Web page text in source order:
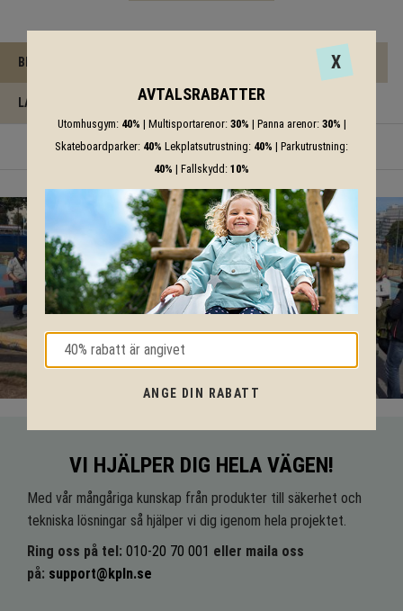
BESKRIVNING CERTIFIERING
LADDA NER
VI HJÄLPER DIG HELA VÄGEN!
Med vår mångåriga kunskap från produkter till säkerhet och
tekniska lösningar så hjälper vi dig igenom hela projektet.
Ring oss på tel: 010-20 70 001 eller maila oss
på: support@kpln.se
X
AVTALSRABATTER
Utomhusgym: 40% | Multisportarenor: 30% | Panna arenor: 30% |
Skateboardparker: 40% Lekplatsutrustning: 40% | Parkutrustning:
40% | Fallskydd: 10%
ANGE DIN RABATT